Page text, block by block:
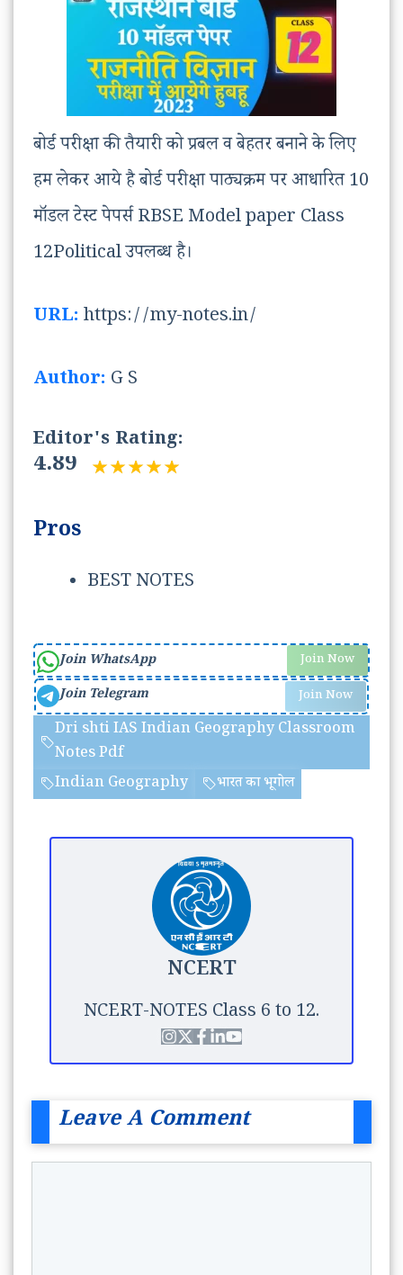
बोर्ड परीक्षा की तैयारी को प्रबल व बेहतर बनाने के लिए
हम लेकर आये है बोर्ड परीक्षा पाठ्यक्रम पर आधारित 10
मॉडल टेस्ट पेपर्स RBSE Model paper Class
12Political उपलब्ध है।
URL: https://my-notes.in/
Author: G S
Editor's Rating:
4.89
Pros
BEST NOTES
Join WhatsApp Join Now
Join Telegram Join Now
Dri shti IAS Indian Geography Classroom
Notes Pdf
Indian Geography
भारत का भूगोल
NCERT
NCERT-NOTES Class 6 to 12.
Leave A Comment